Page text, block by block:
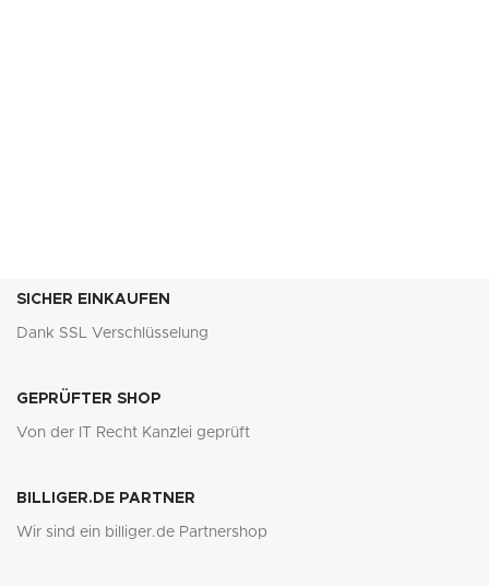
SICHER EINKAUFEN
Dank SSL Verschlüsselung
GEPRÜFTER SHOP
Von der IT Recht Kanzlei geprüft
BILLIGER.DE PARTNER
Wir sind ein billiger.de Partnershop